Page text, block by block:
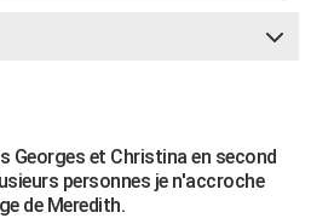
Georges et Christina en second
personnes je n'accroche
de Meredith.